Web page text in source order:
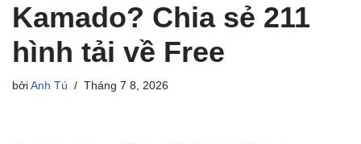
Kamado? Chia sẻ 211
hình tải về Free
bởi Anh Tú Tháng 7 8, 2026